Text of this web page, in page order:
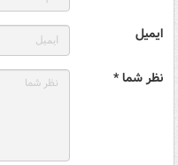
ایمیل
نظر شما *